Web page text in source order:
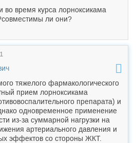
во время курса лорноксикама
ли они?
тяжелого фармакологического
прием лорноксикама
препарата) и
одновременное применение
из-за суммарной нагрузки на
артериального давления и
эффектов со стороны ЖКТ.